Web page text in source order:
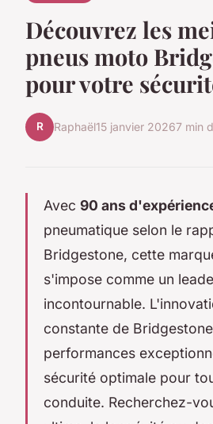
Découvrez les
pneus moto
pour votre
R Raphaël15 janvier 20267 min
Avec 90 ans
pneumatique selon le
Bridgestone, cette
s'impose comme un
incontournable.
constante de
performances
sécurité optimale pour
conduite. Recherchez-